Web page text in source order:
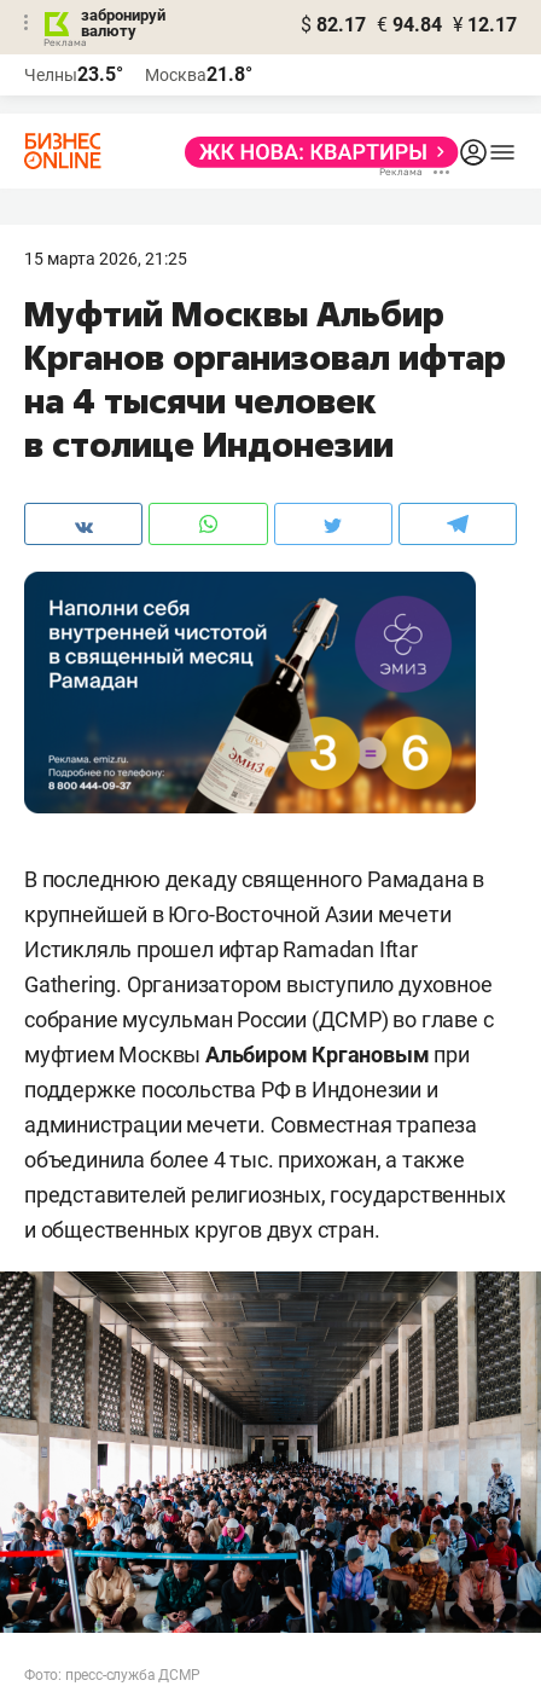
забронируй
валюту
$ 82.17 € 94.84 ¥ 12.17
Челны23.5° Москва21.8°
15 марта 2026, 21:25
Муфтий Москвы Альбир
Крганов организовал ифтар
на 4 тысячи человек
в столице Индонезии
В последнюю декаду священного Рамадана в
крупнейшей в Юго-Восточной Азии мечети
Истикляль прошел ифтар Ramadan Iftar
Gathering. Организатором выступило духовное
собрание мусульман России (ДСМР) во главе с
муфтием МосквыАльбиром Кргановым при
поддержке посольства РФ в Индонезии и
администрации мечети. Совместная трапеза
объединила более 4 тыс. прихожан, а также
представителей религиозных, государственных
и общественных кругов двух стран.
Фото: пресс-служба ДСМР